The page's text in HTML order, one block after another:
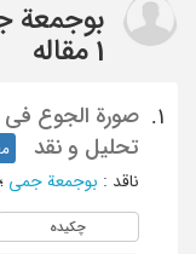
بوجمعة
1 مقاله
1.
صورة الجوع فی
تحلیل و نقد
ناقد : بوجمعة جمی ؛
چکیده